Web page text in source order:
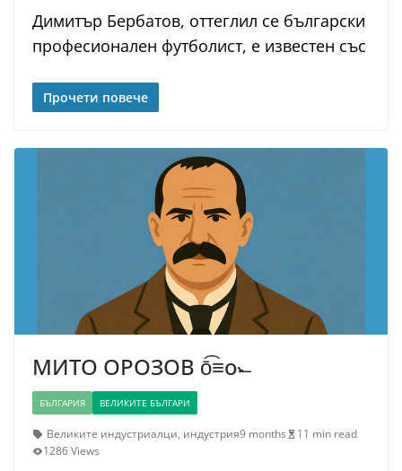
Димитър Бербатов, оттеглил се български
професионален футболист, е известен със
Прочети повече
МИТО ОРОЗОВ ō͡≡o˞̶
БЪЛГАРИЯ ВЕЛИКИТЕ БЪЛГАРИ
Великите индустриалци, индустрия9 months
11 min read
1286 Views